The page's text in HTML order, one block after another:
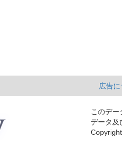
広告に
このデー
データ及